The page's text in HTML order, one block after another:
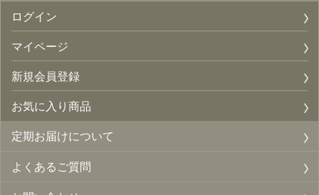
ログイン
マイページ
新規会員登録
お気に入り商品
定期お届けについて
よくあるご質問